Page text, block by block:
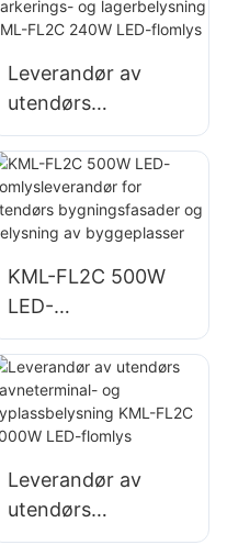
og
områdebelysning
Leverandør av
utendørs
parkerings- og
lagerbelysning
KML-FL2C 240W
LED-flomlys
KML-FL2C 500W
LED-
flomlysleverandør
for utendørs
bygningsfasader
og belysning av
Leverandør av
utendørs
havneterminal- og